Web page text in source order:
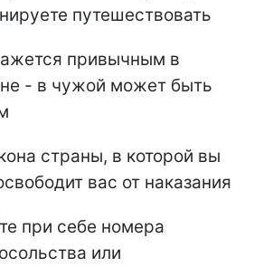
путешествовать
привычным в
- в чужой может быть
страны, в которой вы
вас от наказания
при себе номера
или